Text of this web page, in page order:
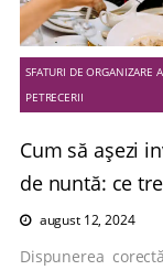
SFATURI DE ORGANIZARE
PETRECERII
Cum să așezi
de nuntă: ce
august 12, 2024
Dispunerea